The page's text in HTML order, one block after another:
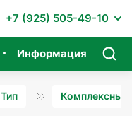
+7 (925) 505-49-10
Информация
Тип Комплексные